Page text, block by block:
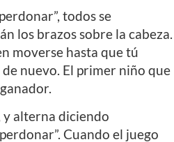
todos se
los brazos sobre la cabeza.
moverse hasta que tú
de nuevo. El primer niño que
y alterna diciendo
Cuando el juego